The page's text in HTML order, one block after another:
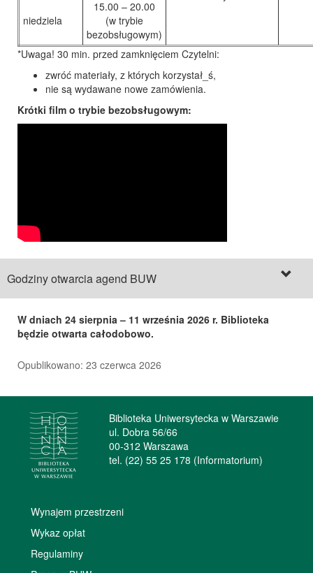
niedziela
15.00 – 20.00
(w trybie
bezobsługowym)
*Uwaga! 30 min. przed zamknięciem Czytelni:
zwróć materiały, z których korzystał_ś,
nie są wydawane nowe zamówienia.
Krótki film o trybie bezobsługowym:
Godziny otwarcia agend BUW
W dniach 24 sierpnia – 11 września 2026 r. Biblioteka
będzie otwarta całodobowo.
Opublikowano: 23 czerwca 2026
Biblioteka Uniwersytecka w Warszawie
ul. Dobra 56/66
00-312 Warszawa
tel. (22) 55 25 178 (Informatorium)
Wynajem przestrzeni
Wykaz opłat
Regulaminy